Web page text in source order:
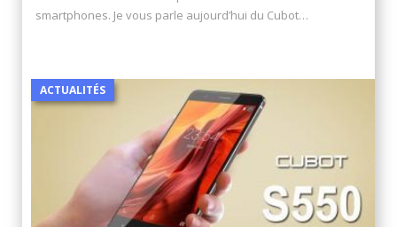
smartphones. Je vous parle aujourd’hui du Cubot…
ACTUALITÉS